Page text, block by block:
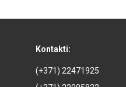
Kontakti:
(+371) 22471925